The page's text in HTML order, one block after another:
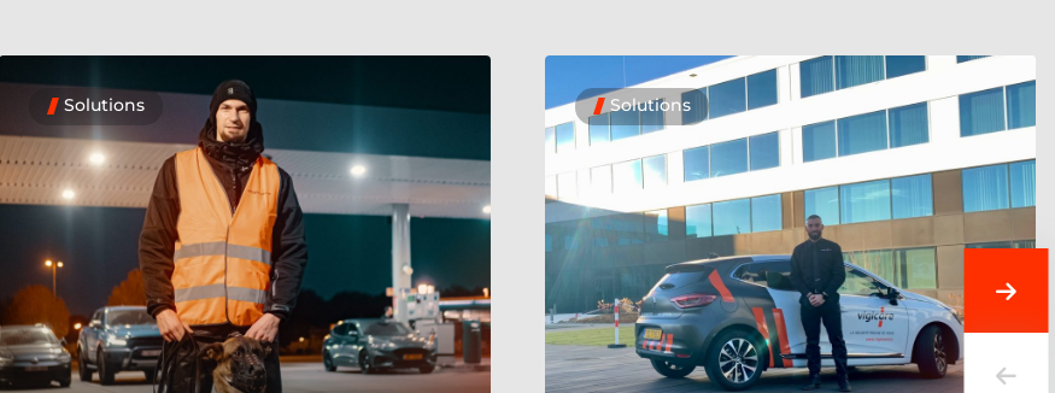
Solutions Solutions